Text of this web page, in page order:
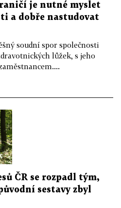
je nutné myslet
a dobře nastudovat
soudní spor společnosti
lůžek, s jeho
ČR se rozpadl tým,
sestavy zbyl